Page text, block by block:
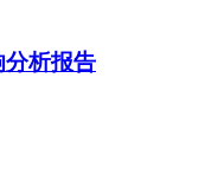
分析报告